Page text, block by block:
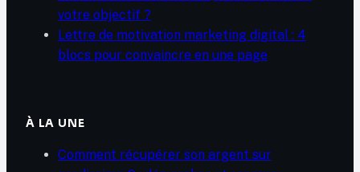
votre objectif ?
Lettre de motivation marketing digital : 4
blocs pour convaincre en une page
À LA UNE
Comment récupérer son argent sur